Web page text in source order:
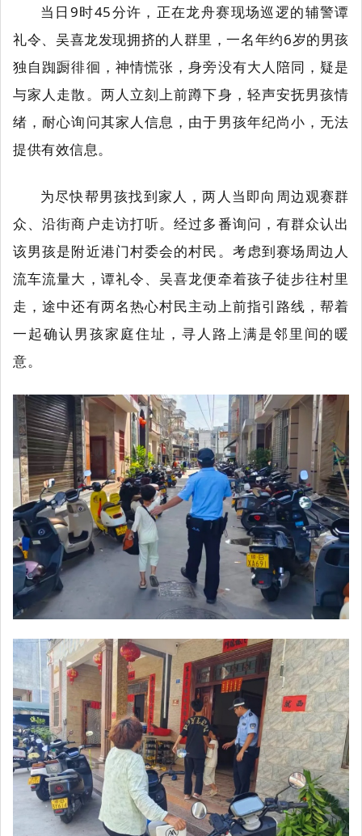
当日9时45分许，正在龙舟赛现场巡逻的辅警谭
礼令、吴喜龙发现拥挤的人群里，一名年约6岁的男孩
独自踟蹰徘徊，神情慌张，身旁没有大人陪同，疑是
与家人走散。两人立刻上前蹲下身，轻声安抚男孩情
绪，耐心询问其家人信息，由于男孩年纪尚小，无法
提供有效信息。
为尽快帮男孩找到家人，两人当即向周边观赛群
众、沿街商户走访打听。经过多番询问，有群众认出
该男孩是附近港门村委会的村民。考虑到赛场周边人
流车流量大，谭礼令、吴喜龙便牵着孩子徒步往村里
走，途中还有两名热心村民主动上前指引路线，帮着
一起确认男孩家庭住址，寻人路上满是邻里间的暖
意。